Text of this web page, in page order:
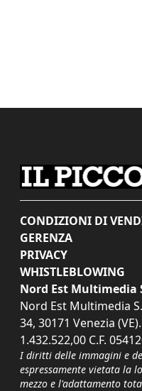
CONDIZIONI DI
GERENZA
PRIVACY
WHISTLEBLOWING
Nord Est Multimedia
Nord Est Multimedia
34, 30171 Venezia
1.432.522,00 C.F.
I diritti delle immagini e
espressamente vietata la
mezzo e l'adattamento